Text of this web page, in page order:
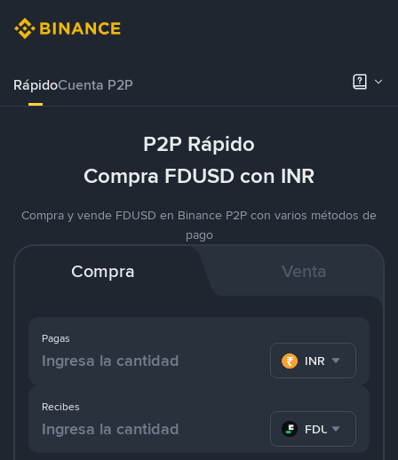
RápidoCuenta P2P
P2P Rápido
Compra FDUSD con INR
Compra y vende FDUSD en Binance P2P con varios métodos de
pago
Compra Venta
Pagas
INR
Recibes
FDUSD